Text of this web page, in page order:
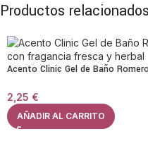
Productos relacionados
Acento Clinic Gel de Baño
2,25 €
AÑADIR AL CARRITO